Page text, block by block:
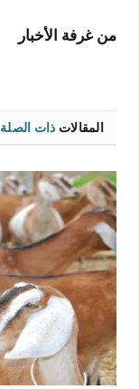
من غرفة الأخبار
المقالات ذات الصلة